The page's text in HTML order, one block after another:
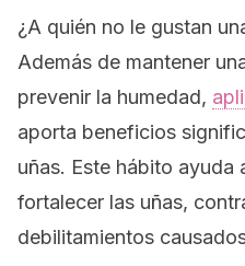
¿A quién no le gustan
Además de mantener
prevenir la humedad,
aporta beneficios
uñas. Este hábito ayuda
fortalecer las uñas,
debilitamientos